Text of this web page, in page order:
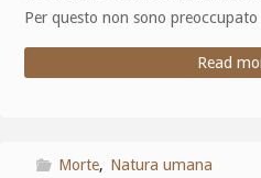
Per questo non sono
Read
Morte, Natura umana